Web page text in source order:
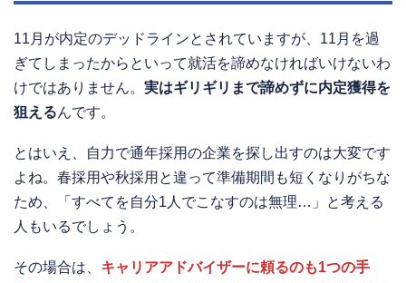
11月が内定のデッドラインとされていますが、11月を過
ぎてしまったからといって就活を諦めなければいけないわ
けではありません。 実はギリギリまで諦めずに内定獲得を
狙えるんです。
とはいえ、自力で通年採用の企業を探し出すのは大変です
よね。春採用や秋採用と違って準備期間も短くなりがちな
ため、「すべてを自分1人でこなすのは無理…」と考える
人もいるでしょう。
その場合は、 キャリアアドバイザーに頼るのも1つの手